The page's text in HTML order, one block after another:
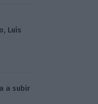
Luís
a subir